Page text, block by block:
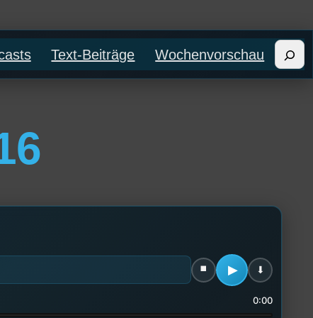
Text-Beiträge Wochenvorschau
0:00